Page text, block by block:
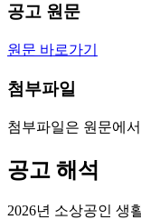
공고 원문
원문 바로가기
첨부파일
첨부파일은 원문에
공고 해석
2026년 소상공인 생